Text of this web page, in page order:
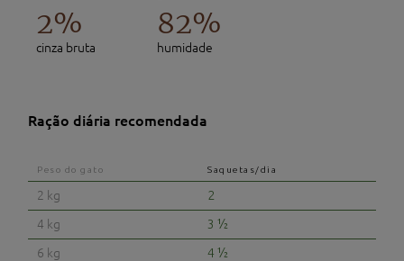
2%
cinza bruta
82%
humidade
Ração diária recomendada
Peso do gato Saquetas/dia
2 kg
2
4 kg
3 ½
6 kg
4 ½